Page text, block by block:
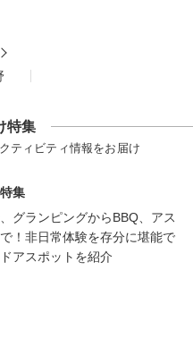
特集
ティビティ情報をお届け
集
グランピングからBBQ、アス
！非日常体験を存分に堪能で
アスポットを紹介